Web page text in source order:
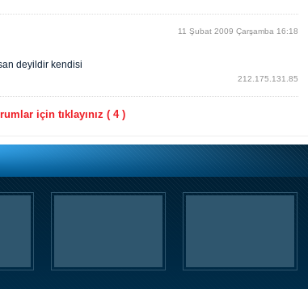
11 Şubat 2009 Çarşamba 16:18
deyildir kendisi
212.175.131.85
için tıklayınız ( 4 )